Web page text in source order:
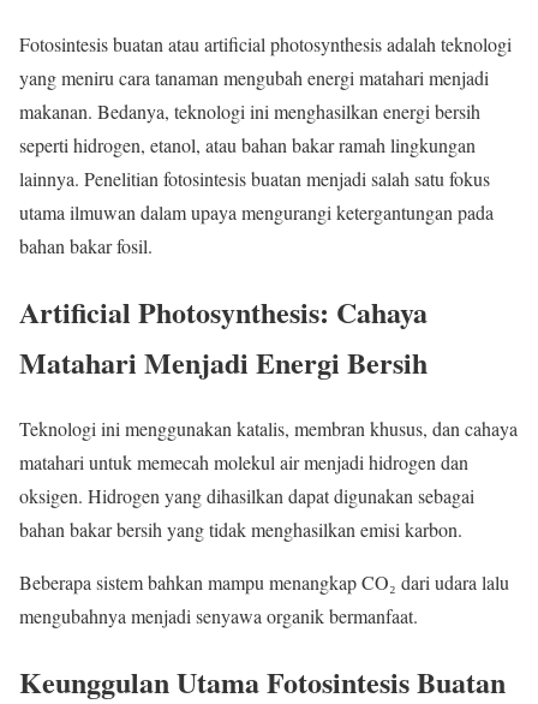
Fotosintesis buatan atau artificial photosynthesis adalah teknologi
yang meniru cara tanaman mengubah energi matahari menjadi
makanan. Bedanya, teknologi ini menghasilkan energi bersih
seperti hidrogen, etanol, atau bahan bakar ramah lingkungan
lainnya. Penelitian fotosintesis buatan menjadi salah satu fokus
utama ilmuwan dalam upaya mengurangi ketergantungan pada
bahan bakar fosil.
Artificial Photosynthesis: Cahaya
Matahari Menjadi Energi Bersih
Teknologi ini menggunakan katalis, membran khusus, dan cahaya
matahari untuk memecah molekul air menjadi hidrogen dan
oksigen. Hidrogen yang dihasilkan dapat digunakan sebagai
bahan bakar bersih yang tidak menghasilkan emisi karbon.
Beberapa sistem bahkan mampu menangkap CO₂ dari udara lalu
mengubahnya menjadi senyawa organik bermanfaat.
Keunggulan Utama Fotosintesis Buatan